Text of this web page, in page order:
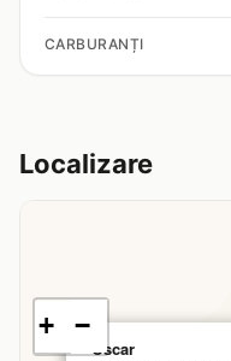
CARBURANȚI
Localizare
Oscar
+ −